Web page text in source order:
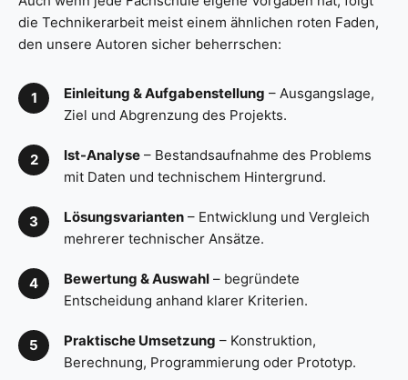
die Technikerarbeit meist einem ähnlichen roten Faden,
den unsere Autoren sicher beherrschen:
Einleitung & Aufgabenstellung – Ausgangslage,
Ziel und Abgrenzung des Projekts.
Ist-Analyse – Bestandsaufnahme des Problems
mit Daten und technischem Hintergrund.
Lösungsvarianten – Entwicklung und Vergleich
mehrerer technischer Ansätze.
Bewertung & Auswahl – begründete
Entscheidung anhand klarer Kriterien.
Praktische Umsetzung – Konstruktion,
Berechnung, Programmierung oder Prototyp.